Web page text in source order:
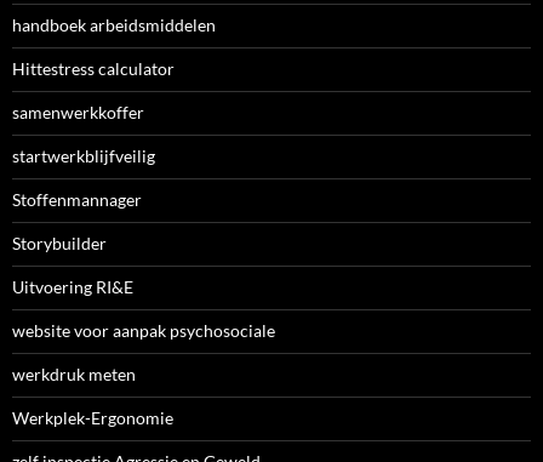
handboek arbeidsmiddelen
Hittestress calculator
samenwerkkoffer
startwerkblijfveilig
Stoffenmannager
Storybuilder
Uitvoering RI&E
website voor aanpak psychosociale
werkdruk meten
Werkplek-Ergonomie